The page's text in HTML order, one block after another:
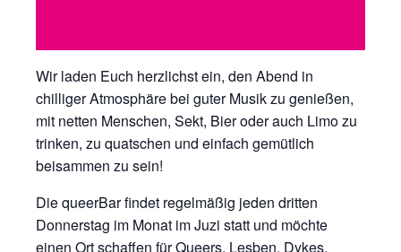
Wir laden Euch herzlichst ein, den Abend in
chilliger Atmosphäre bei guter Musik zu genießen,
mit netten Menschen, Sekt, Bier oder auch Limo zu
trinken, zu quatschen und einfach gemütlich
beisammen zu sein!
Die queerBar findet regelmäßig jeden dritten
Donnerstag im Monat im Juzi statt und möchte
einen Ort schaffen für Queers, Lesben, Dykes,